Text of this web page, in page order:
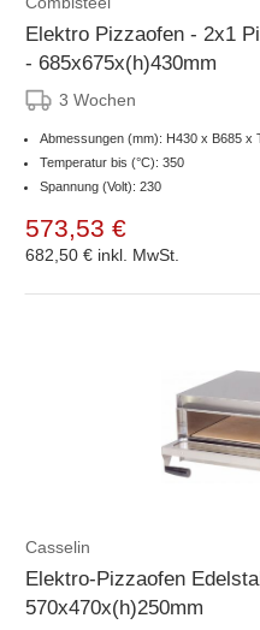
Elektro Pizzaofen - 2x1
- 685x675x(h)430mm
3 Wochen
Abmessungen (mm): H430 x B685 x
Temperatur bis (°C): 350
Spannung (Volt): 230
573,53 €
682,50 € inkl. MwSt.
Casselin
Elektro-Pizzaofen
570x470x(h)250mm